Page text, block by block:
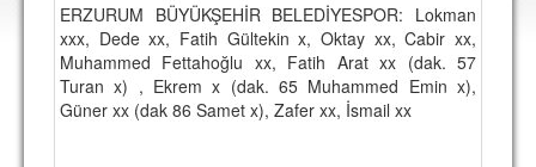
DEPLASMAN
LİSANSLI ÜRÜNLER
MULTİMEDYA
ERZURUM BÜYÜKŞEHİR BELEDİYESPOR: Lokman
xxx, Dede xx, Fatih Gültekin x, Oktay xx, Cabir xx,
Muhammed Fettahoğlu xx, Fatih Arat xx (dak. 57
Turan x) , Ekrem x (dak. 65 Muhammed Emin x),
Güner xx (dak 86 Samet x), Zafer xx, İsmail xx